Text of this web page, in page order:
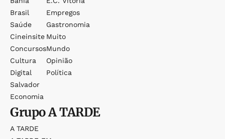
Brasil
Saúde
Cineinsite
Concursos
Cultura
Digital
Salvador
Economia
Empregos
Gastronomia
Muito
Mundo
Opinião
Política
GrupoA TARDE
A TARDE